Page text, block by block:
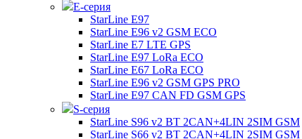
E-серия
StarLine E97
StarLine E96 v2 GSM ECO
StarLine E7 LTE GPS
StarLine E97 LoRa ECO
StarLine E67 LoRa ECO
StarLine E96 v2 GSM GPS PRO
StarLine E97 CAN FD GSM GPS
S-серия
StarLine S96 v2 BT 2CAN+4LIN 2SIM GSM
StarLine S66 v2 BT 2CAN+4LIN 2SIM GSM